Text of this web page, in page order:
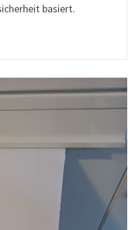
basiert.